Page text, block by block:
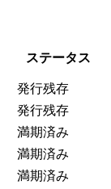
ステータス
発行残存
発行残存
満期済み
満期済み
満期済み